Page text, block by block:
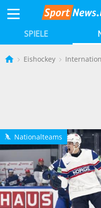
SPIELE
Eishockey
h Nationalteams